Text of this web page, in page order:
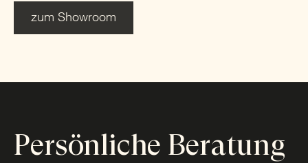
zum Showroom
Persönliche Beratung